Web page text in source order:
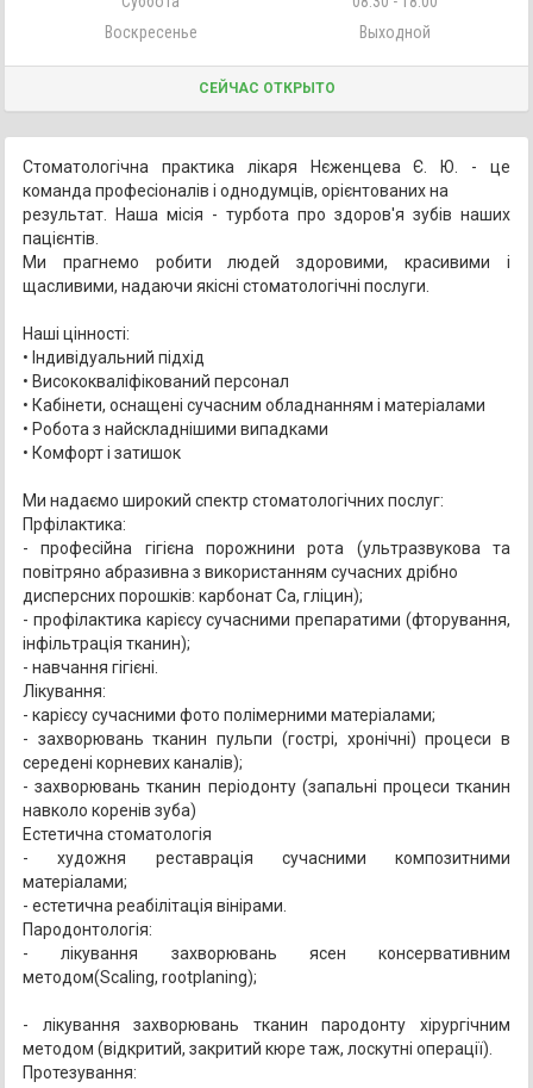
Воскресенье
Выходной
СЕЙЧАС ОТКРЫТО
Стоматологічна практика лікаря Нєженцева Є. Ю. - це
команда професіоналів і однодумців, орієнтованих на
результат. Наша місія - турбота про здоров'я зубів наших
пацієнтів.
Ми прагнемо робити людей здоровими, красивими і
щасливими, надаючи якісні стоматологічні послуги.
Наші цінності:
• Індивідуальний підхід
• Висококваліфікований персонал
• Кабінети, оснащені сучасним обладнанням і матеріалами
• Робота з найскладнішими випадками
• Комфорт і затишок
Ми надаємо широкий спектр стоматологічних послуг:
Прфілактика:
- професійна гігієна порожнини рота (ультразвукова та
повітряно абразивна з використанням сучасних дрібно
дисперсних порошків: карбонат Са, гліцин);
- профілактика карієсу сучасними препаратими (фторування,
інфільтрація тканин);
- навчання гігієні.
Лікування:
- карієсу сучасними фото полімерними матеріалами;
- захворювань тканин пульпи (гострі, хронічні) процеси в
середені корневих каналів);
- захворювань тканин періодонту (запальні процеси тканин
навколо коренів зуба)
Естетична стоматологія
- художня реставрація cучасними композитними
матеріалами;
- естетична реабілітація вінірами.
Пародонтологія:
- лікування захворювань ясен консервативним
методом(Scaling, rootplaning);
- лікування захворювань тканин пародонту хірургічним
методом (відкритий, закритий кюре таж, лоскутні операції).
Протезування: